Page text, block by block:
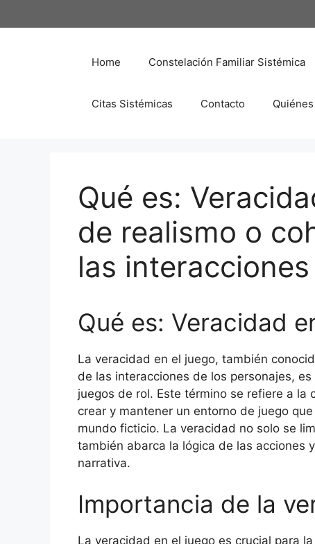
al
Home Constelación Familiar Sistémica
Citas Sistémicas Contacto
Qué es:
de realismo o
las
Qué es: Veracidad
La veracidad en el juego, también
de las interacciones de los personajes,
juegos de rol. Este término se refiere a
crear y mantener un entorno de juego
mundo ficticio. La veracidad no solo se
también abarca la lógica de las acciones
narrativa.
Importancia de la
La veracidad en el juego es crucial para